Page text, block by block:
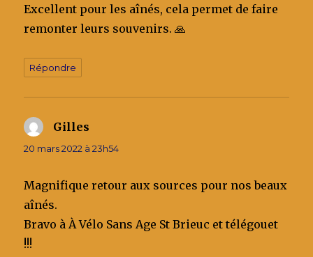
Excellent pour les aînés, cela permet de faire
remonter leurs souvenirs. 🙏
Répondre
Gilles
20 mars 2022 à 23h54
Magnifique retour aux sources pour nos beaux
aînés.
Bravo à À Vélo Sans Age St Brieuc et télégouet
!!!